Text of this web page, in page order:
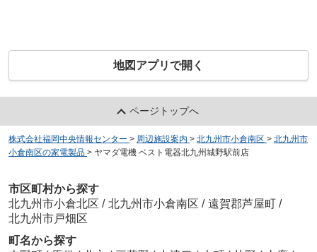
地図アプリで開く
ページトップへ
株式会社福岡中央情報センター > 周辺施設案内 > 北九州市小倉南区 > 北九州市
小倉南区の家電製品 > ヤマダ電機 ベスト電器北九州城野駅前店
市区町村から探す
北九州市小倉北区 / 北九州市小倉南区 / 遠賀郡芦屋町 /
北九州市戸畑区
町名から探す